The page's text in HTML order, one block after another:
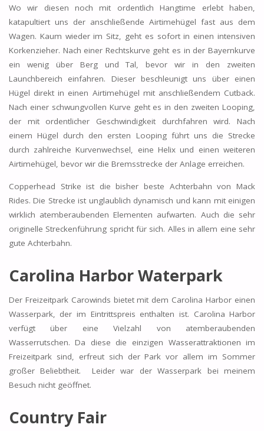
Wo wir diesen noch mit ordentlich Hangtime erlebt haben,
katapultiert uns der anschließende Airtimehügel fast aus dem
Wagen. Kaum wieder im Sitz, geht es sofort in einen intensiven
Korkenzieher. Nach einer Rechtskurve geht es in der Bayernkurve
ein wenig über Berg und Tal, bevor wir in den zweiten
Launchbereich einfahren. Dieser beschleunigt uns über einen
Hügel direkt in einen Airtimehügel mit anschließendem Cutback.
Nach einer schwungvollen Kurve geht es in den zweiten Looping,
der mit ordentlicher Geschwindigkeit durchfahren wird. Nach
einem Hügel durch den ersten Looping führt uns die Strecke
durch zahlreiche Kurvenwechsel, eine Helix und einen weiteren
Airtimehügel, bevor wir die Bremsstrecke der Anlage erreichen.
Copperhead Strike ist die bisher beste Achterbahn von Mack
Rides. Die Strecke ist unglaublich dynamisch und kann mit einigen
wirklich atemberaubenden Elementen aufwarten. Auch die sehr
originelle Streckenführung spricht für sich. Alles in allem eine sehr
gute Achterbahn.
Carolina Harbor Waterpark
Der Freizeitpark Carowinds bietet mit dem Carolina Harbor einen
Wasserpark, der im Eintrittspreis enthalten ist. Carolina Harbor
verfügt über eine Vielzahl von atemberaubenden
Wasserrutschen. Da diese die einzigen Wasserattraktionen im
Freizeitpark sind, erfreut sich der Park vor allem im Sommer
großer Beliebtheit. Leider war der Wasserpark bei meinem
Besuch nicht geöffnet.
Country Fair